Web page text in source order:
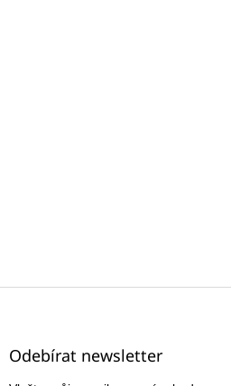
Z
Odebírat newsletter